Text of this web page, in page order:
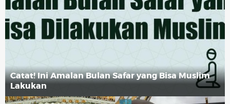
Catat! Ini Amalan Bulan Safar yang Bisa Muslim
Lakukan